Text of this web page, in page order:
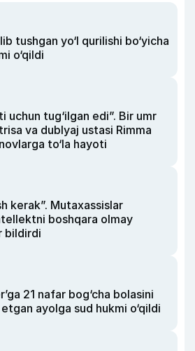
tushgan yo‘l qurilishi bo‘yicha
o‘qildi
uchun tug‘ilgan edi”. Bir umr
va dublyaj ustasi Rimma
to‘la hayoti
kerak”. Mutaxassislar
boshqara olmay
bildirdi
21 nafar bog‘cha bolasini
ayolga sud hukmi o‘qildi